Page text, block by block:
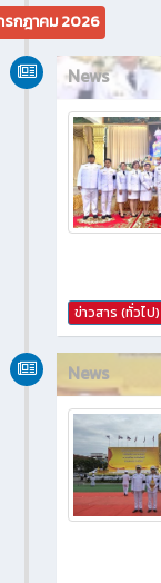
ข่าวสาร (ทั่วไป)
กรกฎาคม 2026
News
ข่าวสาร (ทั่วไป)
News